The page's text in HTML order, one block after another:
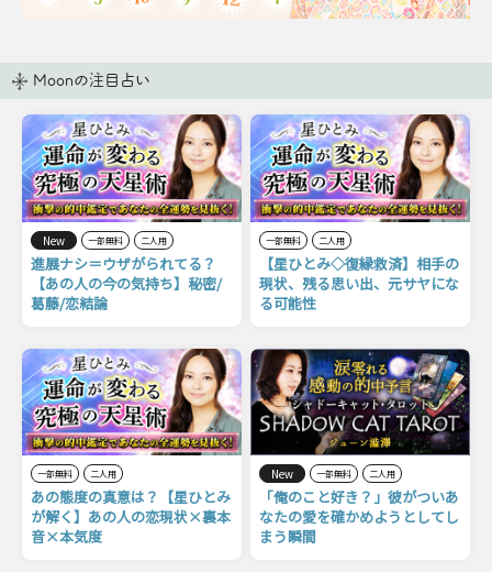
Moonの注目占い
New 一部無料 二人用
進展ナシ＝ウザがられてる？
【あの人の今の気持ち】秘密/
葛藤/恋結論
一部無料 二人用
【星ひとみ◇復縁救済】相手の
現状、残る思い出、元サヤにな
る可能性
一部無料 二人用
あの態度の真意は？【星ひとみ
が解く】あの人の恋現状×裏本
音×本気度
New 一部無料 二人用
「俺のこと好き？」彼がついあ
なたの愛を確かめようとしてし
まう瞬間